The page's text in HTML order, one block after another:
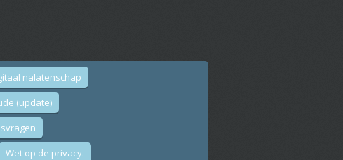
nalatenschap
(update)
Wet op de privacy.